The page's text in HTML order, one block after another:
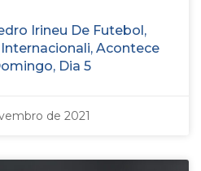
Irineu De Futebol,
Acontece
Dia 5
de 2021